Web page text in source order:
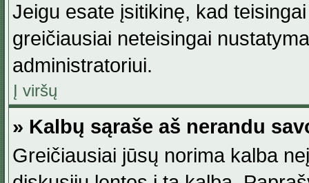
Jeigu esate įsitikinę, kad
greičiausiai neteisingai
administratoriui.
Į viršų
» Kalbų sąraše aš nerandu
Greičiausiai jūsų norima kalba